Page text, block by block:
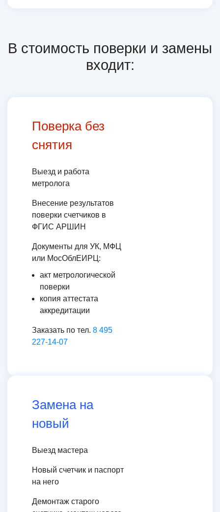
В стоимость поверки и замены
входит:
Поверка без
снятия
Выезд и работа
метролога
Внесение результатов
поверки счетчиков в
ФГИС АРШИН
Документы для УК, МФЦ
или МосОблЕИРЦ:
акт метрологической
поверки
копия аттестата
аккредитации
Заказать по тел. 8 495
227-14-07
Замена на
новый
Выезд мастера
Новый счетчик и паспорт
на него
Демонтаж старого